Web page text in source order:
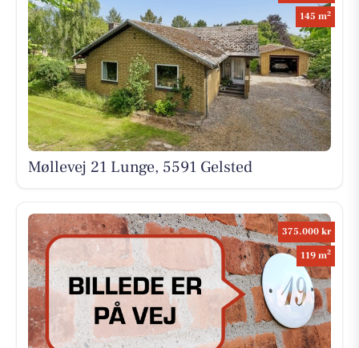
145 m2
Møllevej 21 Lunge, 5591 Gelsted
375.000 kr
119 m2